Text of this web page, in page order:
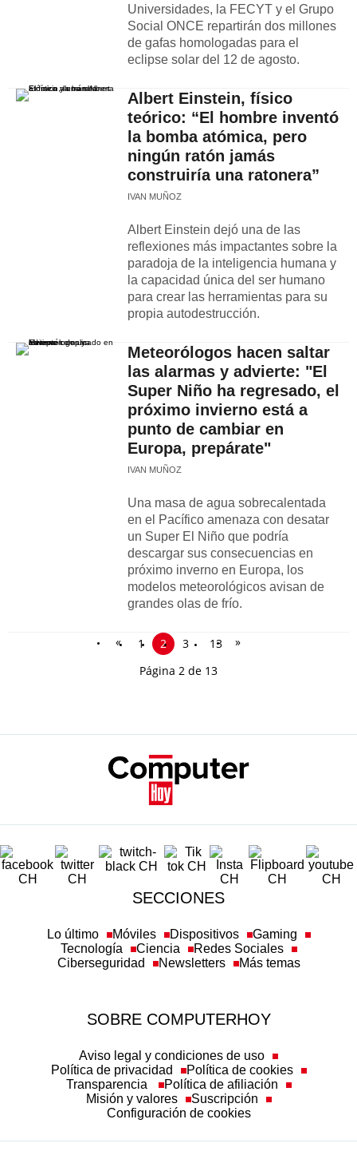
Universidades, la FECYT y el Grupo
Social ONCE repartirán dos millones
de gafas homologadas para el
eclipse solar del 12 de agosto.
Albert Einstein, físico
teórico: “El hombre inventó
la bomba atómica, pero
ningún ratón jamás
construiría una ratonera”
IVAN MUÑOZ
Albert Einstein dejó una de las
reflexiones más impactantes sobre la
paradoja de la inteligencia humana y
la capacidad única del ser humano
para crear las herramientas para su
propia autodestrucción.
Meteorólogos hacen saltar
las alarmas y advierte: "El
Super Niño ha regresado, el
próximo invierno está a
punto de cambiar en
Europa, prepárate"
IVAN MUÑOZ
Una masa de agua sobrecalentada
en el Pacífico amenaza con desatar
un Super El Niño que podría
descargar sus consecuencias en
próximo inverno en Europa, los
modelos meteorológicos avisan de
grandes olas de frío.
« 1 2 3 13
»
Página 2 de 13
SECCIONES
Lo último Móviles Dispositivos
Gaming
Tecnología
Ciencia
Redes Sociales
Ciberseguridad
Newsletters Más temas
SOBRE COMPUTERHOY
Aviso legal y condiciones de uso
Política de privacidad
Política de cookies
Transparencia
Política de afiliación
Misión y valores
Suscripción
Configuración de cookies